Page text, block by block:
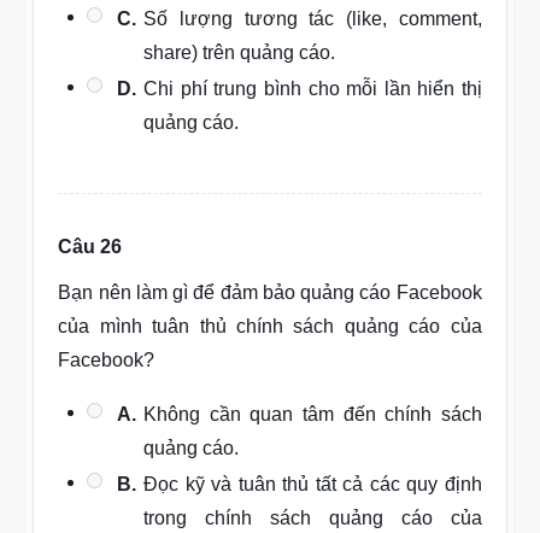
C. Số lượng tương tác (like, comment,
share) trên quảng cáo.
D. Chi phí trung bình cho mỗi lần hiển thị
quảng cáo.
Câu 26
Bạn nên làm gì để đảm bảo quảng cáo Facebook
của mình tuân thủ chính sách quảng cáo của
Facebook?
A. Không cần quan tâm đến chính sách
quảng cáo.
B. Đọc kỹ và tuân thủ tất cả các quy định
trong chính sách quảng cáo của